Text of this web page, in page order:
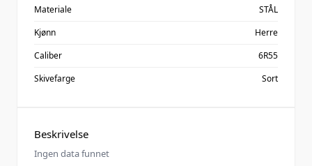
Beskrivelse
Ingen data funnet
Materiale
STÅL
Kjønn
Herre
Caliber
6R55
Skivefarge
Sort